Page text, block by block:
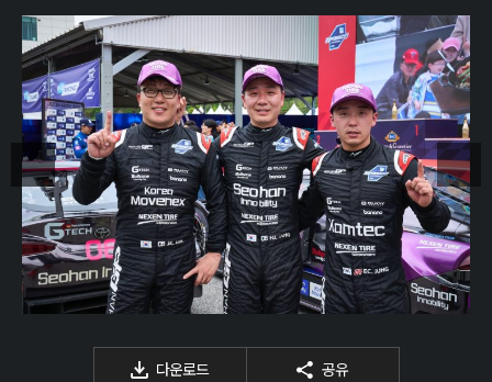
다운로드 공유